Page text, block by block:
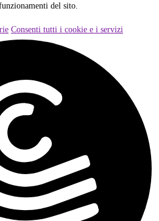
del sito.
Consenti tutti i cookie e i servizi